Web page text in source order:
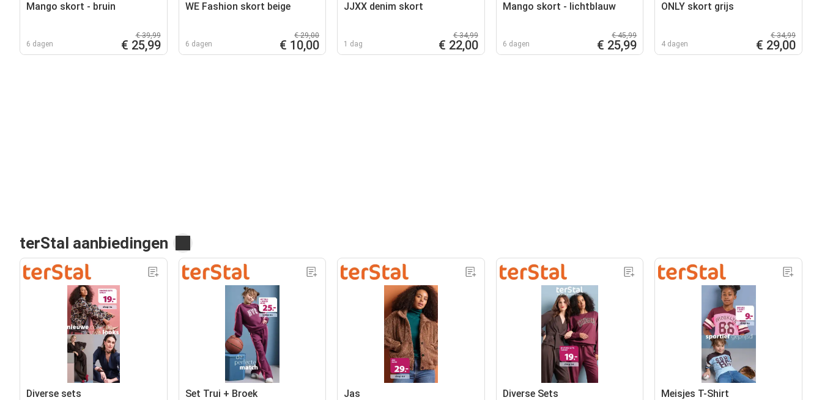
Mango skort - bruin
6 dagen
€ 39,99
€ 25,99
WE Fashion skort beige
6 dagen
€ 29,00
€ 10,00
JJXX denim skort
1 dag
€ 34,99
€ 22,00
Mango skort - lichtblauw
6 dagen
€ 45,99
€ 25,99
ONLY skort grijs
4 dagen
€ 34,99
€ 29,00
terStal aanbiedingen
Diverse sets Set Trui + Broek Jas Diverse Sets Meisjes T-Shirt